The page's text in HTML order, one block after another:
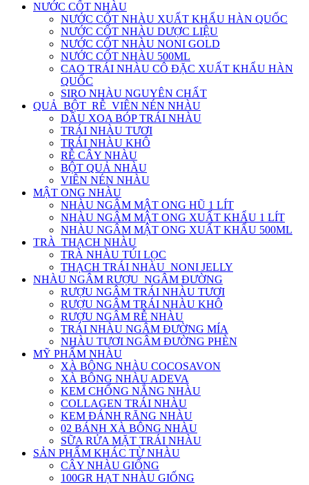
NƯỚC CỐT NHÀU
NƯỚC CỐT NHÀU XUẤT KHẨU HÀN QUỐC
NƯỚC CỐT NHÀU DƯỢC LIỆU
NƯỚC CỐT NHÀU NONI GOLD
NƯỚC CỐT NHÀU 500ML
CAO TRÁI NHÀU CÔ ĐẶC XUẤT KHẨU HÀN
QUỐC
SIRO NHÀU NGUYÊN CHẤT
QUẢ_BỘT_RỄ_VIÊN NÉN NHÀU
DẦU XOA BÓP TRÁI NHÀU
TRÁI NHÀU TƯƠI
TRÁI NHÀU KHÔ
RỄ CÂY NHÀU
BỘT QUẢ NHÀU
VIÊN NÉN NHÀU
MẬT ONG NHÀU
NHÀU NGÂM MẬT ONG HŨ 1 LÍT
NHÀU NGÂM MẬT ONG XUẤT KHẨU 1 LÍT
NHÀU NGÂM MẬT ONG XUẤT KHẨU 500ML
TRÀ_THẠCH NHÀU
TRÀ NHÀU TÚI LỌC
THẠCH TRÁI NHÀU_NONI JELLY
NHÀU NGÂM RƯỢU_NGÂM ĐƯỜNG
RƯỢU NGÂM TRÁI NHÀU TƯƠI
RƯỢU NGÂM TRÁI NHÀU KHÔ
RƯỢU NGÂM RỄ NHÀU
TRÁI NHÀU NGÂM ĐƯỜNG MÍA
NHÀU TƯƠI NGÂM ĐƯỜNG PHÈN
MỸ PHẨM NHÀU
XÀ BÔNG NHÀU COCOSAVON
XÀ BÔNG NHÀU ADEVA
KEM CHỐNG NẮNG NHÀU
COLLAGEN TRÁI NHÀU
KEM ĐÁNH RĂNG NHÀU
02 BÁNH XÀ BÔNG NHÀU
SỮA RỬA MẶT TRÁI NHÀU
SẢN PHẨM KHÁC TỪ NHÀU
CÂY NHÀU GIỐNG
100GR HẠT NHÀU GIỐNG